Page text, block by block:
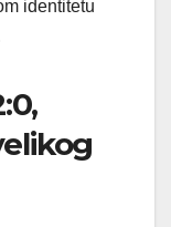
identitetu